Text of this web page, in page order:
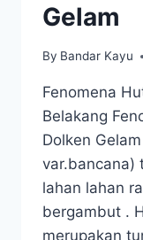
Gelam
By Bandar Kayu
Fenomena
Belakang
Dolken
var.bancana)
lahan lahan
bergambut .
merupakan